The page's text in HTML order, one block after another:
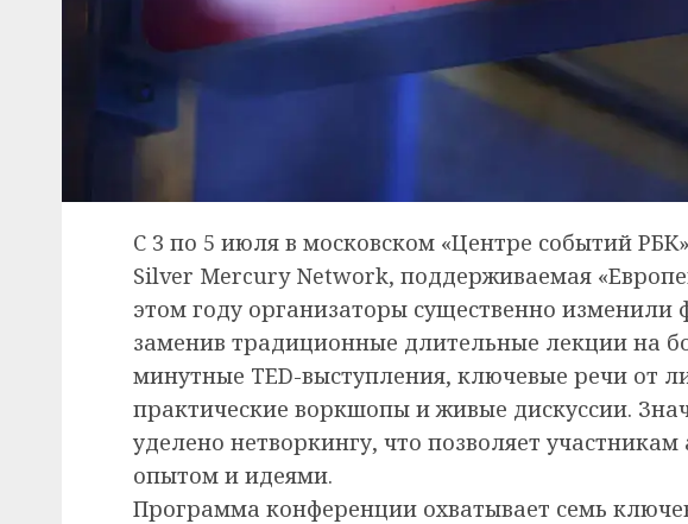
С 3 по 5 июля в московском «Центре событий
Silver Mercury Network, поддерживаемая
этом году организаторы существенно изменили
заменив традиционные длительные лекции на
минутные TED-выступления, ключевые речи от
практические воркшопы и живые дискуссии.
уделено нетворкингу, что позволяет
опытом и идеями.
Программа конференции охватывает семь